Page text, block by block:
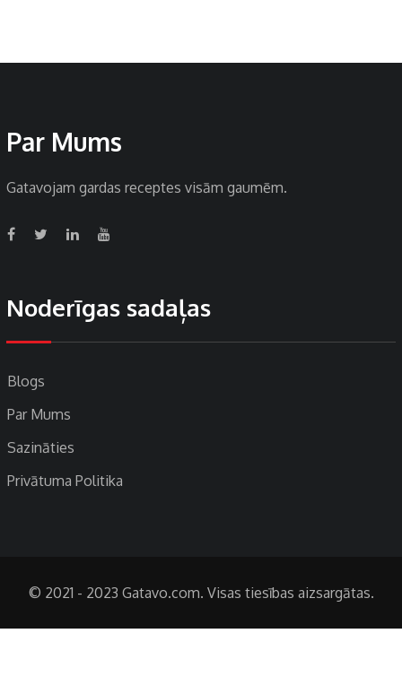
Par Mums
Gatavojam gardas receptes visām gaumēm.
Noderīgas sadaļas
Blogs
Par Mums
Sazināties
Privātuma Politika
© 2021 - 2023 Gatavo.com. Visas tiesības aizsargātas.